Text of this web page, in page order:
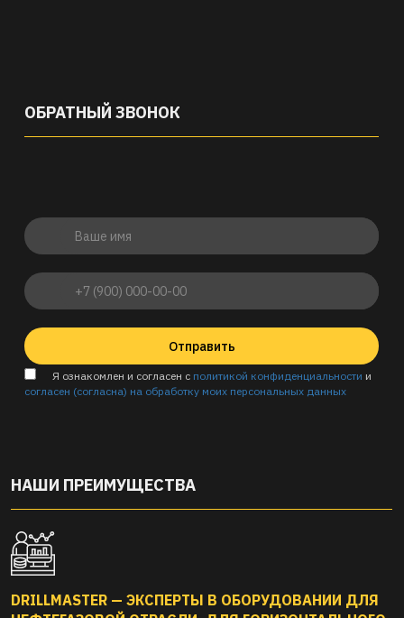
ОБРАТНЫЙ ЗВОНОК
Отправить
Я ознакомлен и согласен с политикой конфиденциальности и
согласен (согласна) на обработку моих персональных данных
НАШИ ПРЕИМУЩЕСТВА
DRILLMASTER — ЭКСПЕРТЫ В ОБОРУДОВАНИИ ДЛЯ